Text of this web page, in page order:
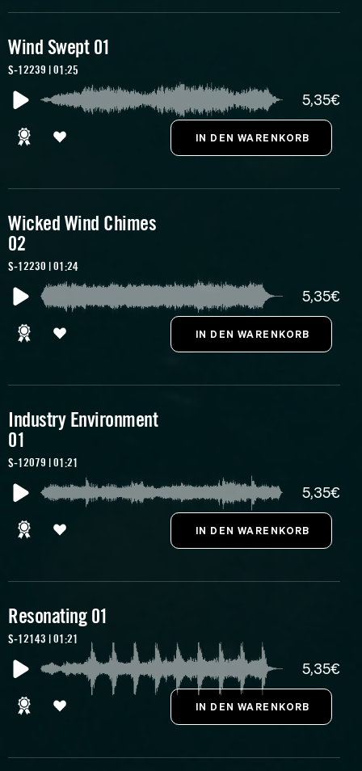
Wind Swept 01
S-12239 | 01:25
5,35€
Wicked Wind Chimes
02
S-12230 | 01:24
5,35€
Industry Environment
01
S-12079 | 01:21
5,35€
Resonating 01
S-12143 | 01:21
5,35€